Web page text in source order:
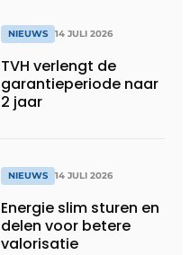
NIEUWS 14 JULI 2026
TVH verlengt de
garantieperiode naar
2 jaar
NIEUWS 14 JULI 2026
Energie slim sturen en
delen voor betere
valorisatie